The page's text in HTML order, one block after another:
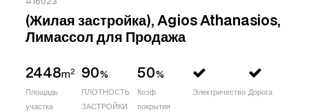
(Жилая застройка), Agios Athanasios,
Лимассол для Продажа
2448m2
Площадь
участка
90%
ПЛОТНОСТЬ
ЗАСТРОЙКИ
50%
Коэф.
покрытия
Электричество Дорога